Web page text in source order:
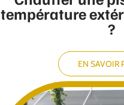
température
?
EN SAVOIR